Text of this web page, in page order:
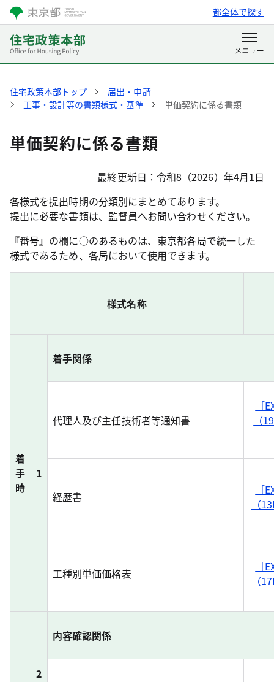
都全体で探す
住宅政策本部トップ
届出・申請
工事・設計等の書類様式・基準
単価契約に係る書類
単価契約に係る書類
最終更新日：令和8（2026）年4月1日
各様式を提出時期の分類別にまとめてあります。
提出に必要な書類は、監督員へお問い合わせください。
『番号』の欄に○のあるものは、東京都各局で統一した
様式であるため、各局において使用できます。
様式名称
着
手
時
1
着手関係
代理人及び主任技術者等通知書
［
（
経歴書
［
（
工種別単価価格表
［
（
2
内容確認関係